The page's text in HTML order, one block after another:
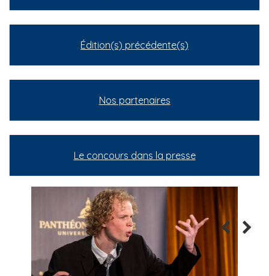
Édition(s) précédente(s)
Nos partenaires
Le concours dans la presse